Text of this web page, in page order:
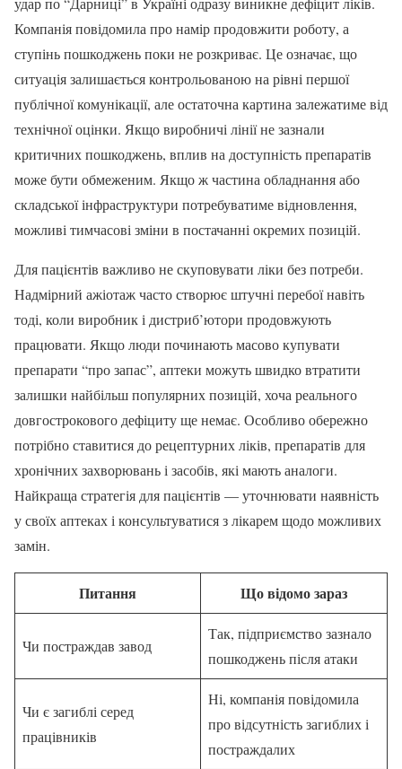
Компанія повідомила про намір продовжити роботу, а
ступінь пошкоджень поки не розкриває. Це означає, що
ситуація залишається контрольованою на рівні першої
публічної комунікації, але остаточна картина залежатиме від
технічної оцінки. Якщо виробничі лінії не зазнали
критичних пошкоджень, вплив на доступність препаратів
може бути обмеженим. Якщо ж частина обладнання або
складської інфраструктури потребуватиме відновлення,
можливі тимчасові зміни в постачанні окремих позицій.
Для пацієнтів важливо не скуповувати ліки без потреби.
Надмірний ажіотаж часто створює штучні перебої навіть
тоді, коли виробник і дистриб’ютори продовжують
працювати. Якщо люди починають масово купувати
препарати “про запас”, аптеки можуть швидко втратити
залишки найбільш популярних позицій, хоча реального
довгострокового дефіциту ще немає. Особливо обережно
потрібно ставитися до рецептурних ліків, препаратів для
хронічних захворювань і засобів, які мають аналоги.
Найкраща стратегія для пацієнтів — уточнювати наявність
у своїх аптеках і консультуватися з лікарем щодо можливих
замін.
Питання Що відомо зараз
Чи постраждав завод
Так, підприємство зазнало
пошкоджень після атаки
Чи є загиблі серед
працівників
Ні, компанія повідомила
про відсутність загиблих і
постраждалих